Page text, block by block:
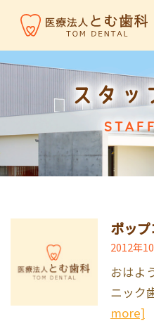
スタッ
ポッ
2012年
おはよ
ニック
more]